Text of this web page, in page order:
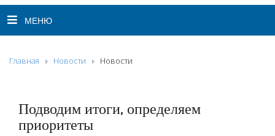
МЕНЮ
НОВОСТИ
К СВЕДЕНИЮ
КОНКУРСЫ
Главная Новости Новости
Подводим итоги, определяем
приоритеты